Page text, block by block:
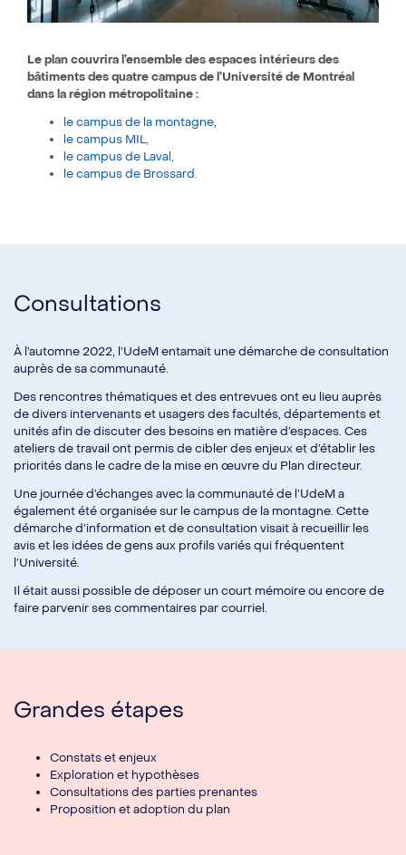
Le plan couvrira l’ensemble des espaces intérieurs des
bâtiments des quatre campus de l’Université de Montréal
dans la région métropolitaine :
le campus de la montagne,
le campus MIL,
le campus de Laval,
le campus de Brossard.
Consultations
À l’automne 2022, l’UdeM entamait une démarche de consultation
auprès de sa communauté.
Des rencontres thématiques et des entrevues ont eu lieu auprès
de divers intervenants et usagers des facultés, départements et
unités afin de discuter des besoins en matière d’espaces. Ces
ateliers de travail ont permis de cibler des enjeux et d’établir les
priorités dans le cadre de la mise en œuvre du Plan directeur.
Une journée d’échanges avec la communauté de l’UdeM a
également été organisée sur le campus de la montagne. Cette
démarche d’information et de consultation visait à recueillir les
avis et les idées de gens aux profils variés qui fréquentent
l’Université.
Il était aussi possible de déposer un court mémoire ou encore de
faire parvenir ses commentaires par courriel.
Grandes étapes
Constats et enjeux
Exploration et hypothèses
Consultations des parties prenantes
Proposition et adoption du plan